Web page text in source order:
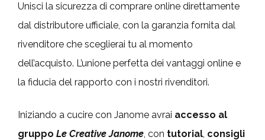
Unisci la sicurezza di comprare online direttamente
dal distributore ufficiale, con la garanzia fornita dal
rivenditore che sceglierai tu al momento
dell’acquisto. L’unione perfetta dei vantaggi online e
la fiducia del rapporto con i nostri rivenditori.
Iniziando a cucire con Janome avrai accesso al
gruppo Le Creative Janome , con tutorial consigli